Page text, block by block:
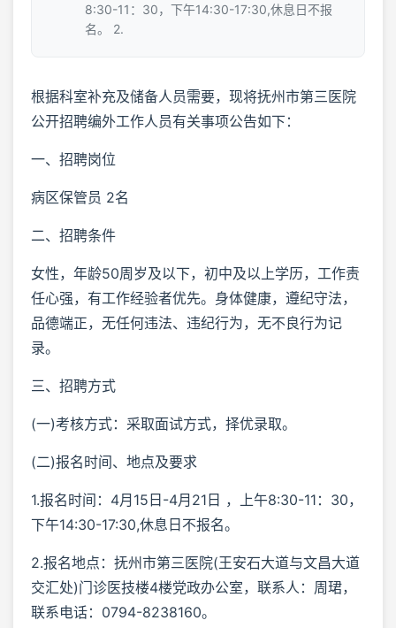
8:30-11：30，下午14:30-17:30,休息日不报
名。 2.
根据科室补充及储备人员需要，现将抚州市第三医院
公开招聘编外工作人员有关事项公告如下：
一、招聘岗位
病区保管员 2名
二、招聘条件
女性，年龄50周岁及以下，初中及以上学历，工作责
任心强，有工作经验者优先。身体健康，遵纪守法，
品德端正，无任何违法、违纪行为，无不良行为记
录。
三、招聘方式
(一)考核方式：采取面试方式，择优录取。
(二)报名时间、地点及要求
1.报名时间：4月15日-4月21日 ，上午8:30-11：30，
下午14:30-17:30,休息日不报名。
2.报名地点：抚州市第三医院(王安石大道与文昌大道
交汇处)门诊医技楼4楼党政办公室，联系人：周珺，
联系电话：0794-8238160。